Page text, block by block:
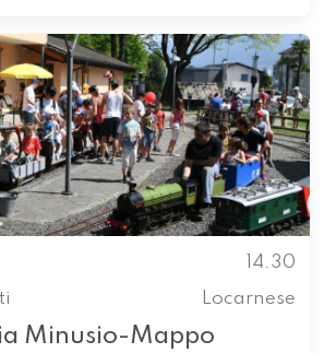
14.30
Locarnese
Minusio-Mappo